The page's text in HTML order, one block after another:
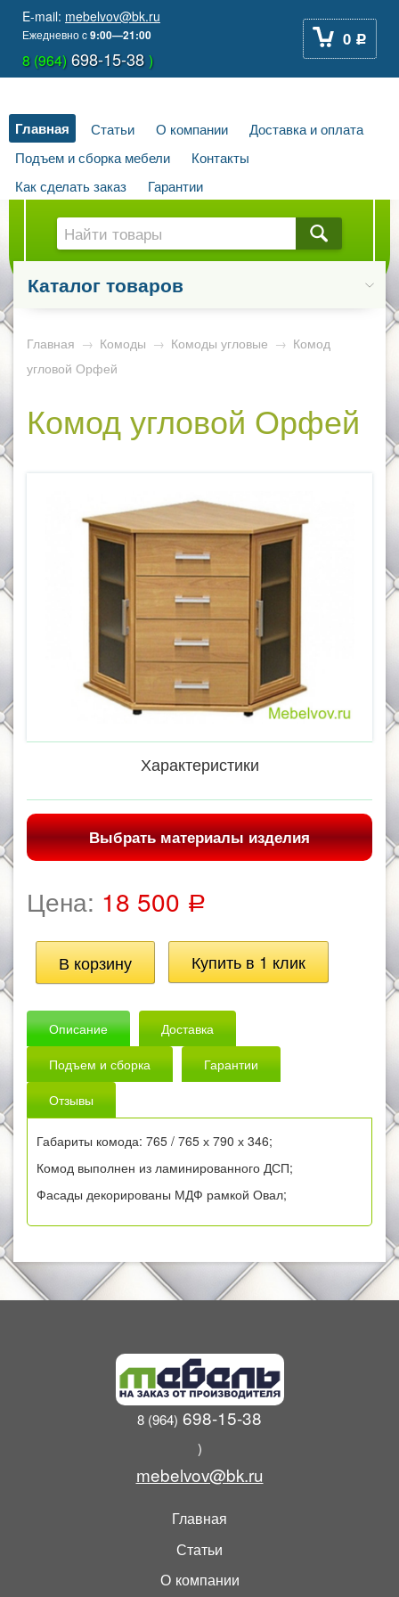
E-mail: mebelvov@bk.ru
Ежедневноc9:00—21:00
8 (964) 698-15-38)
0 Р
Главная Статьи О компании
Доставка и оплата
Подъем и сборка мебели
Контакты
Как сделать заказ
Гарантии
Каталог товаров
Главная → Комоды → Комоды угловые → Комод
угловой Орфей
Комод угловой Орфей
Характеристики
Выбрать материалы изделия
Цена: 18 500 Р
Описание
Доставка
Подъем и сборка
Гарантии
Отзывы
Габариты комода: 765 / 765 х 790 х 346;
Комод выполнен из ламинированного ДСП;
Фасады декорированы МДФ рамкой Овал;
8 (964) 698-15-38
)
mebelvov@bk.ru
Главная
Статьи
О компании